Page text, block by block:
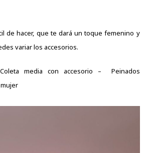
de hacer, que te dará un toque femenino y
variar los accesorios.
media con accesorio – Peinados